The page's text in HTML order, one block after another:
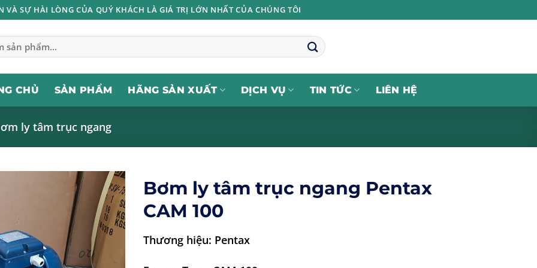
VÀ SỰ HÀI LÒNG CỦA QUÝ KHÁCH LÀ GIÁ TRỊ LỚN NHẤT CỦA CHÚNG TÔI
CHỦ SẢN PHẨM HÃNG SẢN XUẤT DỊCH VỤ TIN TỨC LIÊN HỆ
ly tâm trục ngang
Bơm ly tâm trục ngang Pentax
CAM 100
Thương hiệu: Pentax